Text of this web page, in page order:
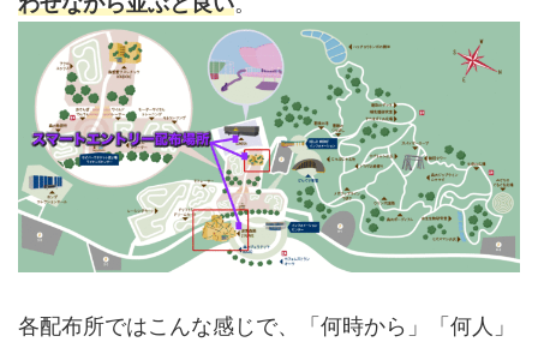
各配布所ではこんな感じで、「何時から」「何人」